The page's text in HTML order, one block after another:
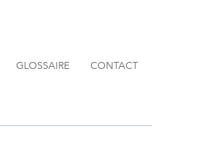
GLOSSAIRE CONTACT